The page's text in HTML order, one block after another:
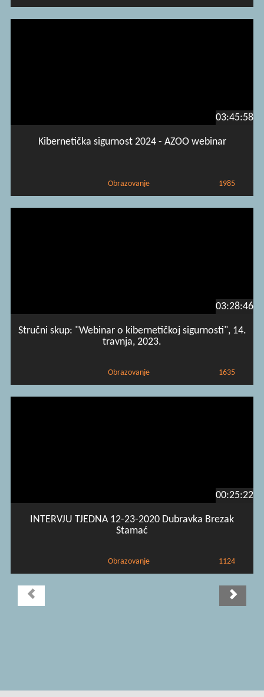
03:45:58
Kibernetička sigurnost 2024 - AZOO webinar
Obrazovanje 1985
03:28:46
Stručni skup: "Webinar o kibernetičkoj sigurnosti", 14.
travnja, 2023.
Obrazovanje 1635
00:25:22
INTERVJU TJEDNA 12-23-2020 Dubravka Brezak
Stamać
Obrazovanje 1124